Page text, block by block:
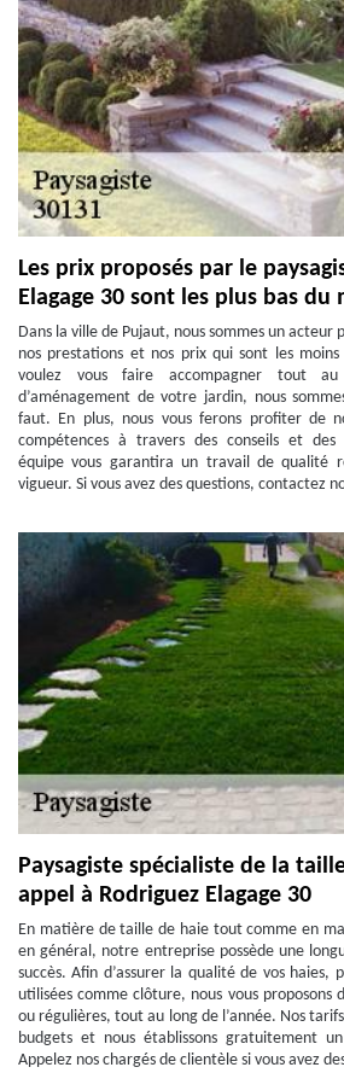
Les prix proposés par le
Elagage 30 sont les plus bas du
Dans la ville de Pujaut, nous sommes un acteur
nos prestations et nos prix qui sont les
voulez vous faire accompagner tout
d’aménagement de votre jardin, nous
faut. En plus, nous vous ferons profiter de
compétences à travers des conseils et des
équipe vous garantira un travail de qualité
vigueur. Si vous avez des questions, contactez
Paysagiste spécialiste de la
appel à Rodriguez Elagage 30
En matière de taille de haie tout comme en
en général, notre entreprise possède une
succès. Afin d’assurer la qualité de vos haies,
utilisées comme clôture, nous vous proposons
ou régulières, tout au long de l’année. Nos
budgets et nous établissons gratuitement
Appelez nos chargés de clientèle si vous avez